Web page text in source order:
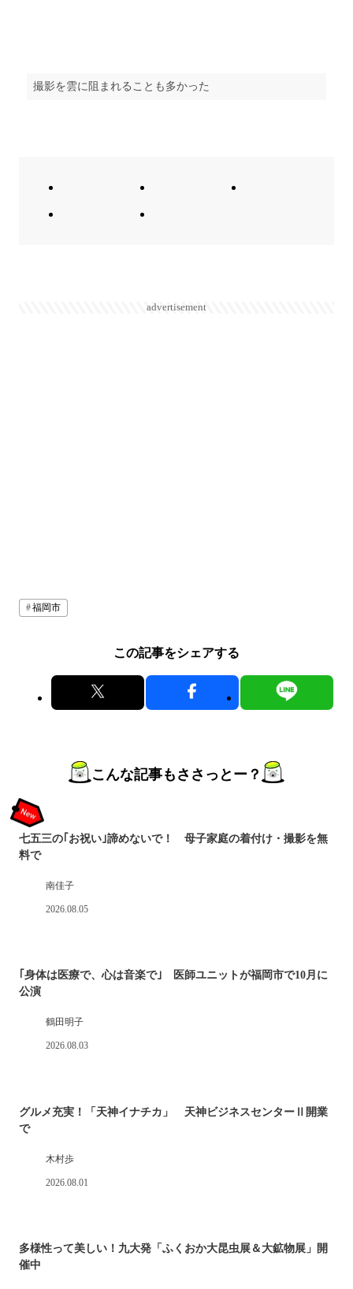
撮影を雲に阻まれることも多かった
advertisement
福岡市
この記事をシェアする
こんな記事もささっとー？
七五三の｢お祝い｣諦めないで！ 母子家庭の着付け・撮影を無
料で
南佳子
2026.08.05
｢身体は医療で、心は音楽で｣ 医師ユニットが福岡市で10月に
公演
鶴田明子
2026.08.03
グルメ充実！「天神イナチカ」 天神ビジネスセンターⅡ開業
で
木村歩
2026.08.01
多様性って美しい！九大発「ふくおか大昆虫展＆大鉱物展」開
催中